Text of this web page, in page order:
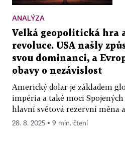
ANALÝZA
Velká geopolitická hra
revoluce. USA našly
svou dominanci, a
obavy o nezávislost
Americký dolar je základem
impéria a také moci
hlavní světová rezervní měna
28. 8. 2025 ▪ 9 min. čtení